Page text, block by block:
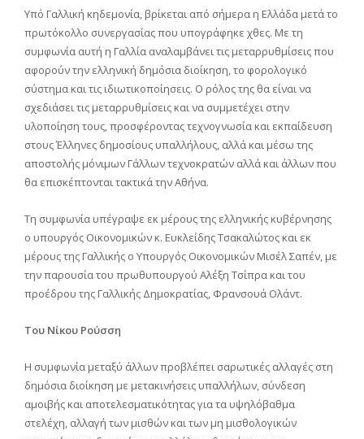
Υπό Γαλλική κηδεμονία, βρίκεται από σήμερα η Ελλάδα μετά το
πρωτόκολλο συνεργασίας που υπογράφηκε χθες. Με τη
συμφωνία αυτή η Γαλλία αναλαμβάνει τις μεταρρυθμίσεις που
αφορούν την ελληνική δημόσια διοίκηση, το φορολογικό
σύστημα και τις ιδιωτικοποίησεις. Ο ρόλος της θα είναι να
σχεδιάσει τις μεταρρυθμίσεις και να συμμετέχει στην
υλοποίηση τους, προσφέροντας τεχνογνωσία και εκπαίδευση
στους Έλληνες δημοσίους υπαλλήλους, αλλά και μέσω της
αποστολής μόνιμων Γάλλων τεχνοκρατών αλλά και άλλων που
θα επισκέπτονται τακτικά την Αθήνα.
Τη συμφωνία υπέγραψε εκ μέρους της ελληνικής κυβέρνησης
ο υπουργός Οικονομικών κ. Ευκλείδης Τσακαλώτος και εκ
μέρους της Γαλλικής ο Υπουργός Οικονομικών Μισέλ Σαπέν, με
την παρουσία του πρωθυπουργού Αλέξη Τσίπρα και του
προέδρου της Γαλλικής Δημοκρατίας, Φρανσουά Ολάντ.
Του Νίκου Ρούσση
Η συμφωνία μεταξύ άλλων προβλέπει σαρωτικές αλλαγές στη
δημόσια διοίκηση με μετακινήσεις υπαλλήλων, σύνδεση
αμοιβής και αποτελεσματικότητας για τα υψηλόβαθμα
στελέχη, αλλαγή των μισθών και των μη μισθολογικών